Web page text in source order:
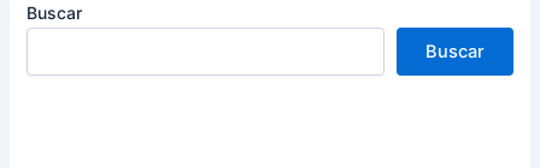
Buscar
Buscar